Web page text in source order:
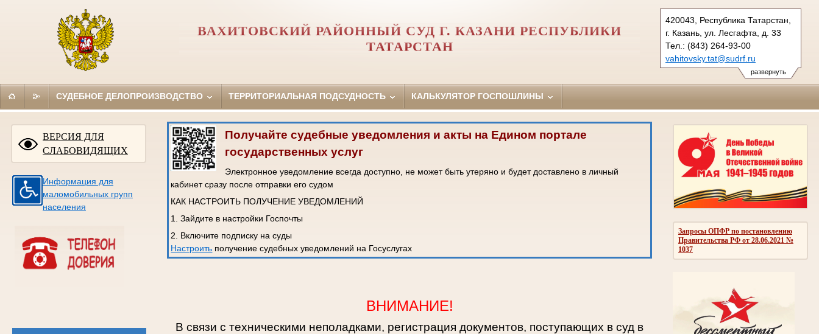
развернуть
420043, Республика Татарстан,
г. Казань, ул. Лесгафта, д. 33
Тел.: (843) 264-93-00
vahitovsky.tat@sudrf.ru
ВАХИТОВСКИЙ РАЙОННЫЙ СУД Г. КАЗАНИ РЕСПУБЛИКИ
ТАТАРСТАН
СУДЕБНОЕ ДЕЛОПРОИЗВОДСТВО ТЕРРИТОРИАЛЬНАЯ ПОДСУДНОСТЬ КАЛЬКУЛЯТОР ГОСПОШЛИНЫ
ВЕРСИЯ ДЛЯ
СЛАБОВИДЯЩИХ
Информация для
маломобильных групп
населения
Запросы ОПФР по постановлению
Правительства РФ от 28.06.2021 №
1037
Получайте судебные уведомления и акты на Едином портале
государственных услуг
Электронное уведомление всегда доступно, не может быть утеряно и будет доставлено в личный
кабинет сразу после отправки его судом
КАК НАСТРОИТЬ ПОЛУЧЕНИЕ УВЕДОМЛЕНИЙ
1. Зайдите в настройки Госпочты
2. Включите подписку на суды
Настроить получение судебных уведомлений на Госуслугах
ВНИМАНИЕ!
В связи с техническими неполадками, регистрация документов, поступающих в суд в